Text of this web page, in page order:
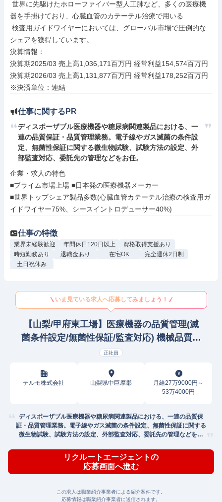
器を手掛けており、心臓血管のカテーテル治療で用いる
シェアを獲得しています。
決算情報：
決算期2025/03 売上高1,036,171百万円 経常利益154,574百万円
決算期2026/03 売上高1,131,877百万円 経常利益178,252百万円
※決済単位：連結
仕事に関するPR
ディスポーザブル医療機器や糖尿病関連製品における、一
連の品質保証・品質管理業務。電子線やガス滅菌の条件設
定、無菌性保証に関する微生物試験、試験方法の設定、外
部監査対応、委託先の管理などをお任。
企業・求人の特色
■プライム市場上場 ■日本発の医療機器メーカー
■世界トップシェア製品多数(心臓血管カテーテル治療の検査用ガ
イドワイヤー75%、シースイントロデューサー40%)
仕事の特徴
業界未経験歓迎 年間休日120日以上
資格取得支援あり
時短勤務あり
退職金あり 在宅OK
完全週休2日制
土日祝休み
いま見ている求人へ応募してみましょう！
【山梨/甲府東工場】医療機器の品質管理(滅
菌条件設定/無菌性保証/監査対応) 機械品質管
理
正社員
テルモ株式会社 山梨県中巨摩郡
月給27万9000円～
53万4000円
ディスポーザブル医療機器や糖尿病関連製品における、一連の品質保
証・品質管理業務。電子線やガス滅菌の条件設定、無菌性保証に関する
微生物試験、試験方法の設定、外部監査対応、委託先の管理などをお
リクルートエージェントの
応募画面へ進む
この求人は職業紹介事業者による紹介案件です。
応募情報は職業紹介事業者に送信されます。